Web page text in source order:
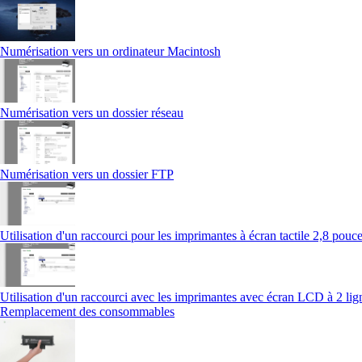
Numérisation vers un ordinateur Macintosh
Numérisation vers un dossier réseau
Numérisation vers un dossier FTP
Utilisation d'un raccourci pour les imprimantes à écran tactile 2,8
Utilisation d'un raccourci avec les imprimantes avec écran LCD à 2
Remplacement des consommables